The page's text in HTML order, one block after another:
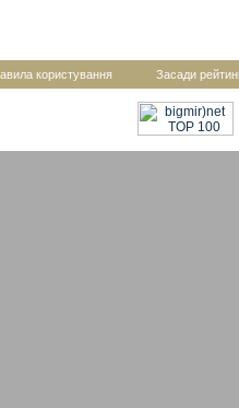
користування Засади